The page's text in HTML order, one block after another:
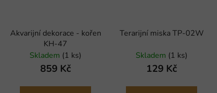
Akvarijní dekorace - kořen
KH-47
Skladem (1 ks)
859 Kč
Terarijní miska TP-02W
Skladem (1 ks)
129 Kč